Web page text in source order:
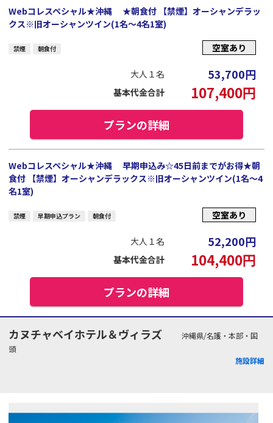
Webコレスペシャル★沖縄 ★朝食付 【禁煙】オーシャンデラッ
クス※旧オーシャンツイン(1名～4名1室)
禁煙 朝食付 空室あり
大人１名 53,700円
基本代金合計 107,400円
プランの詳細
Webコレスペシャル★沖縄 早期申込み☆45日前までがお得★朝
食付 【禁煙】オーシャンデラックス※旧オーシャンツイン(1名～4
名1室)
禁煙 早期申込プラン 朝食付 空室あり
大人１名 52,200円
基本代金合計 104,400円
プランの詳細
カヌチャベイホテル＆ヴィラズ
沖縄県/名護・本部・国
頭
施設詳細